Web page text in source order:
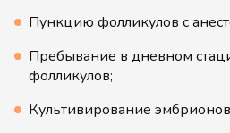
Пункцию фолликулов с
Пребывание в дневном
фолликулов;
Культивирование